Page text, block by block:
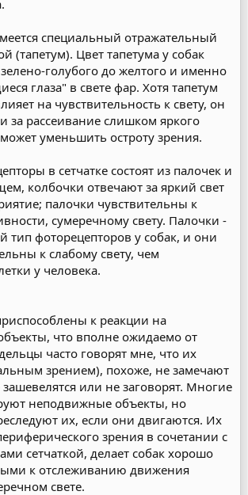
специальный отражательный
(тапетум). Цвет тапетума у собак
зелено-голубого до желтого и именно
глаза" в свете фар. Хотя тапетум
на чувствительность к свету, он
за рассеивание слишком яркого
уменьшить остроту зрения.
в сетчатке состоят из палочек и
колбочки отвечают за яркий свет
палочки чувствительны к
сумеречному свету. Палочки -
тип фоторецепторов у собак, и они
к слабому свету, чем
у человека.
к реакции на
что вполне ожидаемо от
часто говорят мне, что их
зрением), похоже, не замечают
или не заговорят. Многие
неподвижные объекты, но
их, если они двигаются. Их
зрения в сочетании с
сетчаткой, делает собак хорошо
к отслеживанию движения
свете.